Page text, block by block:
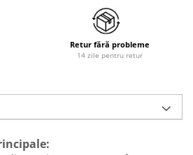
Retur fără probleme
14 zile pentru retur